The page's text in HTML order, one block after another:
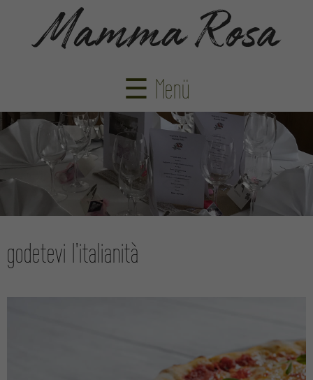
☰ Menü
godetevi l'italianità